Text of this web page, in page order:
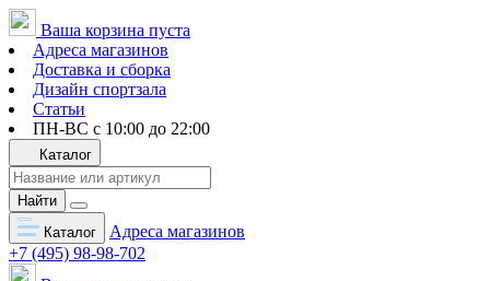
Ваша корзина пуста
Адреса магазинов
Доставка и сборка
Дизайн спортзала
Статьи
ПН-ВС с 10:00 до 22:00
Каталог
Найти
Каталог
Адреса магазинов
+7 (495) 98-98-702